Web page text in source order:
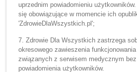
uprzednim powiadomieniu
się obowiązujące w momencie ich
'ZdrowieDlaWszystkich.pl';
7. Zdrowie Dla Wszystkich zastrzega
okresowego zawieszenia
związanych z serwisem medycznym
powiadomienia użytkowników.